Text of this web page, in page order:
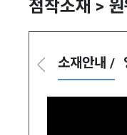
점착소재 >
소재안내 /